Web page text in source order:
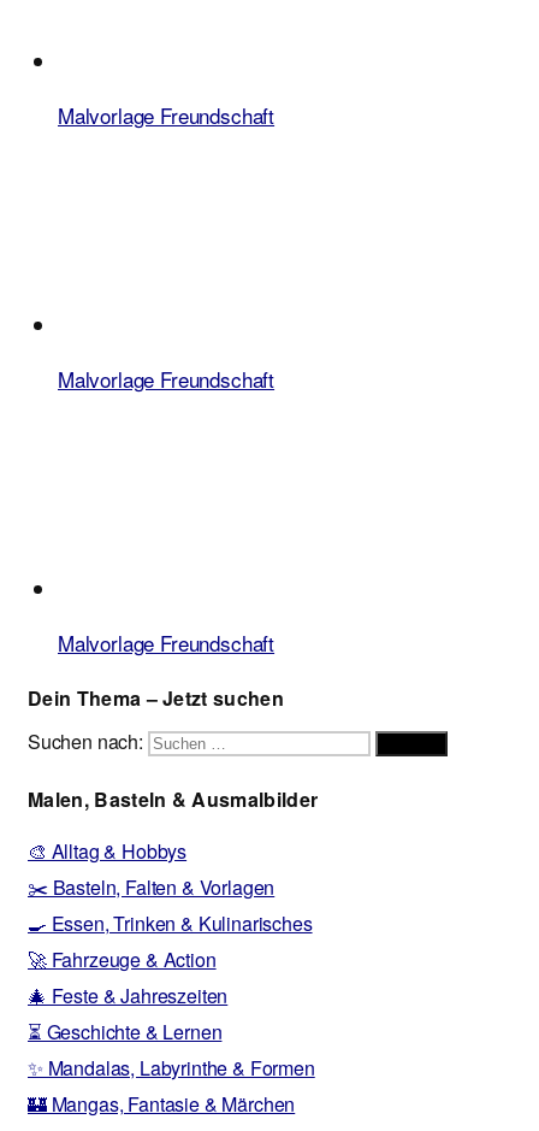
Malvorlage Freundschaft
Malvorlage Freundschaft
Malvorlage Freundschaft
Dein Thema – Jetzt suchen
Suchen nach:
Malen, Basteln & Ausmalbilder
🎨 Alltag & Hobbys
✂️ Basteln, Falten & Vorlagen
🍳 Essen, Trinken & Kulinarisches
🚀 Fahrzeuge & Action
🎄 Feste & Jahreszeiten
⏳ Geschichte & Lernen
✨ Mandalas, Labyrinthe & Formen
🏰 Mangas, Fantasie & Märchen